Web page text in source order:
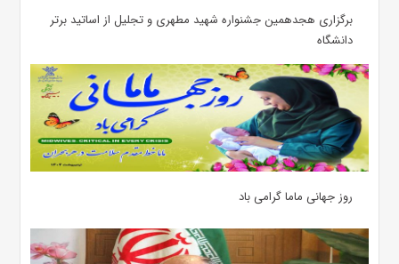
برگزاری هجدهمین جشنواره شهید مطهری و تجلیل از اساتید برتر
دانشگاه
روز جهانی ماما گرامی باد